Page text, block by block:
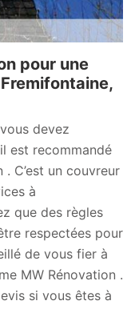
pour une
devez
est recommandé
C’est un couvreur
à
que des règles
respectées pour
de vous fier à
MW Rénovation .
si vous êtes à